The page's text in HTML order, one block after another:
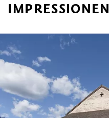
IMPRESSIONEN